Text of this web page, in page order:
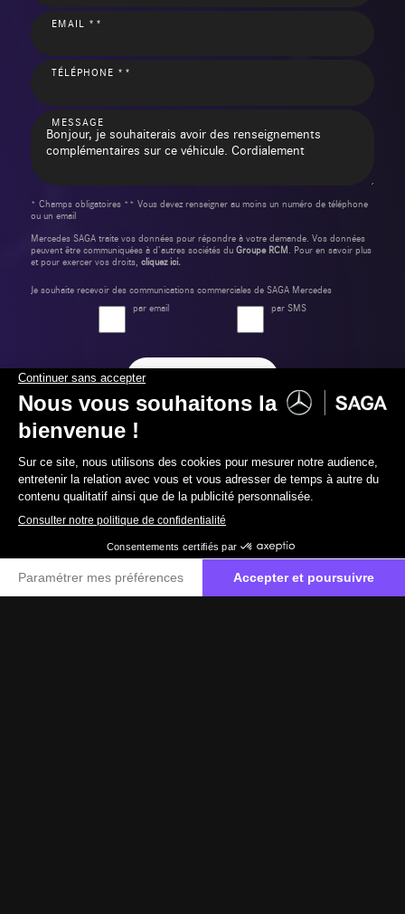
071 28 11 11
EMAIL **
TÉLÉPHONE **
MESSAGE
* Champs obligatoires ** Vous devez renseigner au moins un numéro de téléphone
ou un email
Mercedes SAGA traite vos données pour répondre à votre demande. Vos données
peuvent être communiquées à d’autres sociétés du Groupe RCM. Pour en savoir plus
et pour exercer vos droits, cliquez ici.
Je souhaite recevoir des communications commerciales de SAGA Mercedes
par email
par SMS
Envoyer ma demande
Label Certified et Garanties
Label Certified